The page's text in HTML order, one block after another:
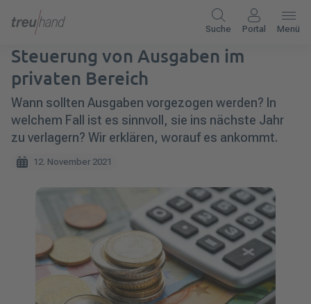
Suche Portal Menü
Steuerung von Ausgaben im
privaten Bereich
Wann sollten Ausgaben vorgezogen werden? In
welchem Fall ist es sinnvoll, sie ins nächste Jahr
zu verlagern? Wir erklären, worauf es ankommt.
12. November 2021